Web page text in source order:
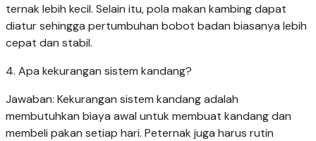
ternak lebih kecil. Selain itu, pola makan kambing dapat
diatur sehingga pertumbuhan bobot badan biasanya lebih
cepat dan stabil.
4. Apa kekurangan sistem kandang?
Jawaban: Kekurangan sistem kandang adalah
membutuhkan biaya awal untuk membuat kandang dan
membeli pakan setiap hari. Peternak juga harus rutin